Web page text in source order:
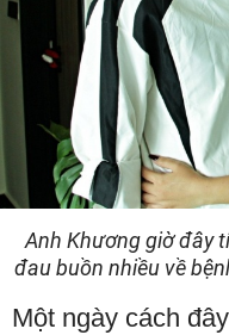
Anh Khương giờ đây
đau buồn nhiều về
Một ngày cách